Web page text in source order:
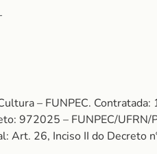
– FUNPEC.
972025 – FUNPEC/UFRN/
Art. 26, Inciso II do Decreto